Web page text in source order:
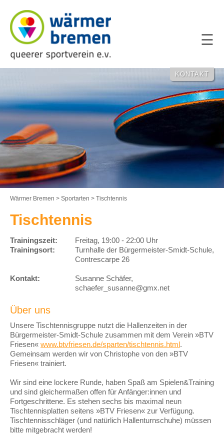
NAVIGATION
KONTAKT
Wärmer Bremen > Sportarten > Tischtennis
Tischtennis
Trainingszeit:
Freitag, 19:00 - 22:00 Uhr
Trainingsort:
Turnhalle der Bürgermeister-Smidt-Schule,
Contrescarpe 26
Kontakt:
Susanne Schäfer,
schaefer_susanne@gmx.net
Über uns
Unsere Tischtennisgruppe nutzt die Hallenzeiten in der
Bürgermeister-Smidt-Schule zusammen mit dem Verein »BTV
Friesen« www.btvfriesen.de/sparten/tischtennis.html.
Gemeinsam werden wir von Christophe von den »BTV
Friesen« trainiert.
Wir sind eine lockere Runde, haben Spaß am Spielen&Training
und sind gleichermaßen offen für Anfänger:innen und
Fortgeschrittene. Es stehen sechs bis maximal neun
Tischtennisplatten seitens »BTV Friesen« zur Verfügung.
Tischtennisschläger (und natürlich Hallenturnschuhe) müssen
bitte mitgebracht werden!